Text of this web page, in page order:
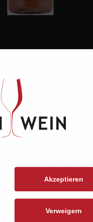
Akzeptieren
Verweigern